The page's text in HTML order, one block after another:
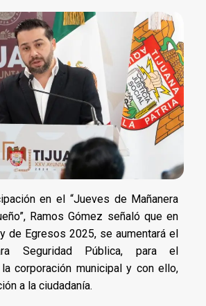
en el “Jueves de Mañanera
Ramos Gómez señaló que en
de Egresos 2025, se aumentará el
Seguridad Pública, para el
corporación municipal y con ello,
a la ciudadanía.